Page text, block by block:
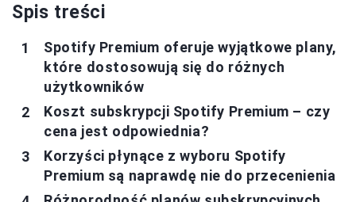
Spis treści
Spotify Premium oferuje wyjątkowe plany,
które dostosowują się do różnych
użytkowników
Koszt subskrypcji Spotify Premium – czy
cena jest odpowiednia?
Korzyści płynące z wyboru Spotify
Premium są naprawdę nie do przecenienia